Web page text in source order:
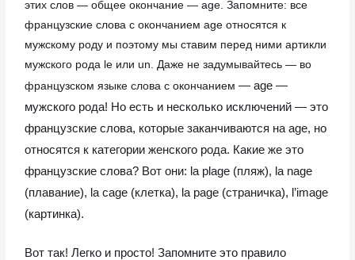
этих слов — общее окончание — age. Запомните: все
французские слова с окончанием age относятся к
мужскому роду и поэтому мы ставим перед ними артикли
мужского рода le или un. Даже не задумывайтесь — во
французском языке слова с окончанием— age —
мужского рода! Но есть и несколько исключений — это
французские слова, которые заканчиваются на age, но
относятся к категории женского рода. Какие же это
французские слова? Вот они: la plage (пляж), la nage
(плавание), la cage (клетка), la page (страничка), l’image
(картинка).
Вот так! Легко и просто! Запомните это правило